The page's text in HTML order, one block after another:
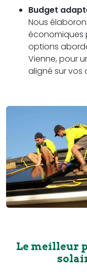
Budget
Nous
économiques
options
Vienne, pour
aligné sur vos
Le meilleur